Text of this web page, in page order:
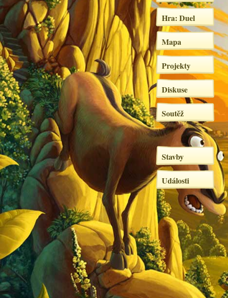
Hra: Duel
Mapa
Projekty
Diskuse
Soutěž
Stavby
Události